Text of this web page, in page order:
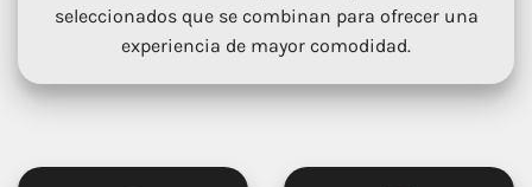
seleccionados que se combinan para ofrecer una
experiencia de mayor comodidad.